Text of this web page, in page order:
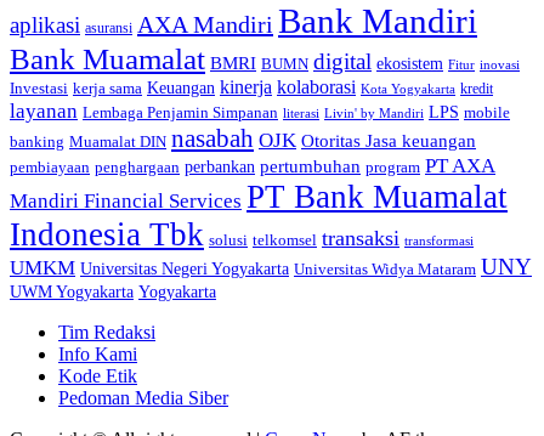
aplikasi asuransi AXA Mandiri Bank Mandiri
Bank Muamalat BMRI BUMN digital ekosistem Fitur inovasi
Investasi kerja sama Keuangan kinerja kolaborasi Kota Yogyakarta kredit
layanan Lembaga Penjamin Simpanan literasi Livin' by Mandiri LPS mobile
banking Muamalat DIN nasabah OJK Otoritas Jasa keuangan
pembiayaan penghargaan perbankan pertumbuhan program PT AXA
Mandiri Financial Services PT Bank Muamalat
Indonesia Tbk solusi telkomsel transaksi transformasi
UMKM Universitas Negeri Yogyakarta Universitas Widya Mataram UNY
UWM Yogyakarta Yogyakarta
Tim Redaksi
Info Kami
Kode Etik
Pedoman Media Siber